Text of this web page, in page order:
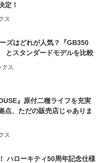
定！
ス
ズはどれが人気？『GB350
とスタンダードモデルを比較
クス
』原付二種ライフを充実
点、ただの販売店じゃありま
ス
ハローキティ50周年記念仕様